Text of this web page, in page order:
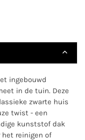
ingebouwd
in de tuin. Deze
zwarte huis
twist - een
kunststof dak
het reinigen of